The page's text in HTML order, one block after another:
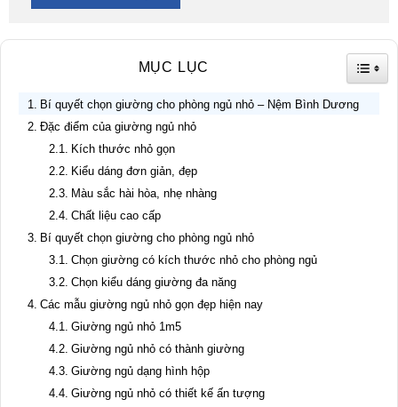
MỤC LỤC
Bí quyết chọn giường cho phòng ngủ nhỏ – Nệm Bình Dương
Đặc điểm của giường ngủ nhỏ
Kích thước nhỏ gọn
Kiểu dáng đơn giản, đẹp
Màu sắc hài hòa, nhẹ nhàng
Chất liệu cao cấp
Bí quyết chọn giường cho phòng ngủ nhỏ
Chọn giường có kích thước nhỏ cho phòng ngủ
Chọn kiểu dáng giường đa năng
Các mẫu giường ngủ nhỏ gọn đẹp hiện nay
Giường ngủ nhỏ 1m5
Giường ngủ nhỏ có thành giường
Giường ngủ dạng hình hộp
Giường ngủ nhỏ có thiết kế ấn tượng